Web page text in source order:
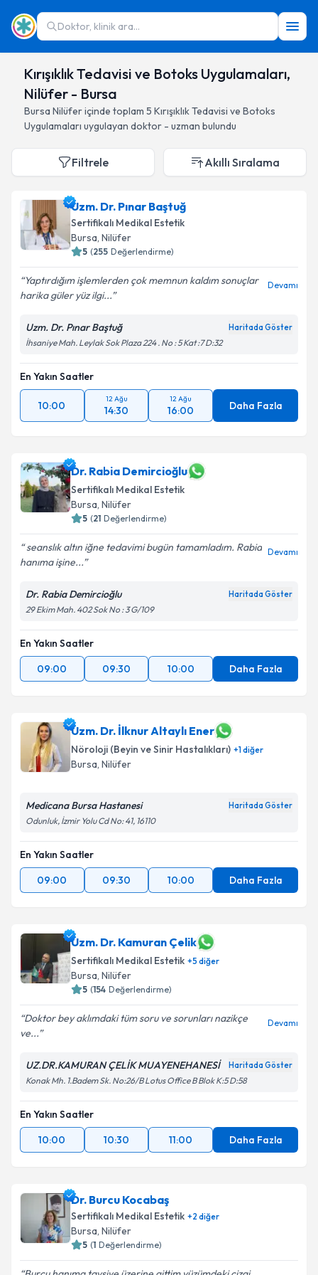
Doktor, klinik ara...
Kırışıklık Tedavisi ve Botoks Uygulamaları,
Nilüfer - Bursa
Bursa Nilüferiçinde toplam 5 Kırışıklık Tedavisi ve Botoks
Uygulamaları uygulayan doktor - uzman bulundu
Filtrele Akıllı Sıralama
Uzm. Dr. Pınar Baştuğ
Sertifikalı Medikal Estetik
Bursa, Nilüfer
5 (255 Değerlendirme)
Yaptırdığım işlemlerden çok memnun kaldım sonuçlar
harika güler yüz ilgi...
Devamı
Uzm. Dr. Pınar Baştuğ Haritada Göster
İhsaniye Mah. Leylak Sok Plaza 224 . No : 5 Kat :7 D:32
En Yakın Saatler
10:00
12 Ağu
14:30
12 Ağu
16:00 Daha Fazla
Dr. Rabia Demircioğlu
Sertifikalı Medikal Estetik
Bursa, Nilüfer
5 (21 Değerlendirme)
seanslık altın iğne tedavimi bugün tamamladım. Rabia
hanıma işine...
Devamı
Dr. Rabia Demircioğlu Haritada Göster
29 Ekim Mah. 402 Sok No : 3 G/109
En Yakın Saatler
09:00
09:30 10:00 Daha Fazla
Uzm. Dr. İlknur Altaylı Ener
Nöroloji (Beyin ve Sinir Hastalıkları) +1diğer
Bursa, Nilüfer
Medicana Bursa Hastanesi Haritada Göster
Odunluk, İzmir Yolu Cd No: 41, 16110
En Yakın Saatler
09:00
09:30 10:00 Daha Fazla
Uzm. Dr. Kamuran Çelik
Sertifikalı Medikal Estetik +5 diğer
Bursa, Nilüfer
5 (154 Değerlendirme)
Doktor bey aklımdaki tüm soru ve sorunları nazikçe
ve...
Devamı
UZ.DR.KAMURAN ÇELİK MUAYENEHANESİ Haritada Göster
Konak Mh. 1.Badem Sk. No:26/B Lotus Office B Blok K:5 D:58
En Yakın Saatler
10:00
10:30 11:00 Daha Fazla
Dr. Burcu Kocabaş
Sertifikalı Medikal Estetik +2 diğer
Bursa, Nilüfer
5 (1 Değerlendirme)